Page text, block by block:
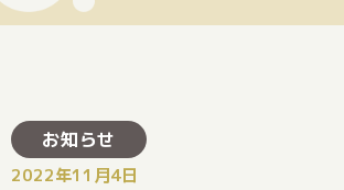
お知らせ
2022年11月4日